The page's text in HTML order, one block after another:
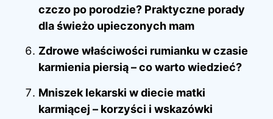
czczo po porodzie? Praktyczne porady
dla świeżo upieczonych mam
Zdrowe właściwości rumianku w czasie
karmienia piersią – co warto wiedzieć?
Mniszek lekarski w diecie matki
karmiącej – korzyści i wskazówki